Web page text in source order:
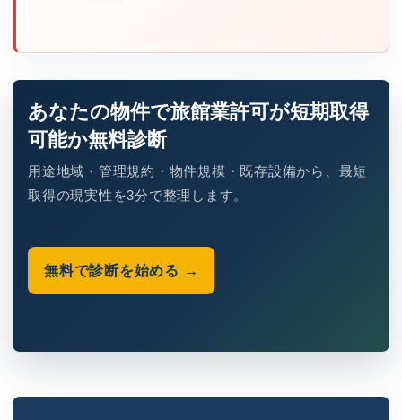
あなたの物件で旅館業許可が短期取得
可能か無料診断
用途地域・管理規約・物件規模・既存設備から、最短
取得の現実性を3分で整理します。
無料で診断を始める →